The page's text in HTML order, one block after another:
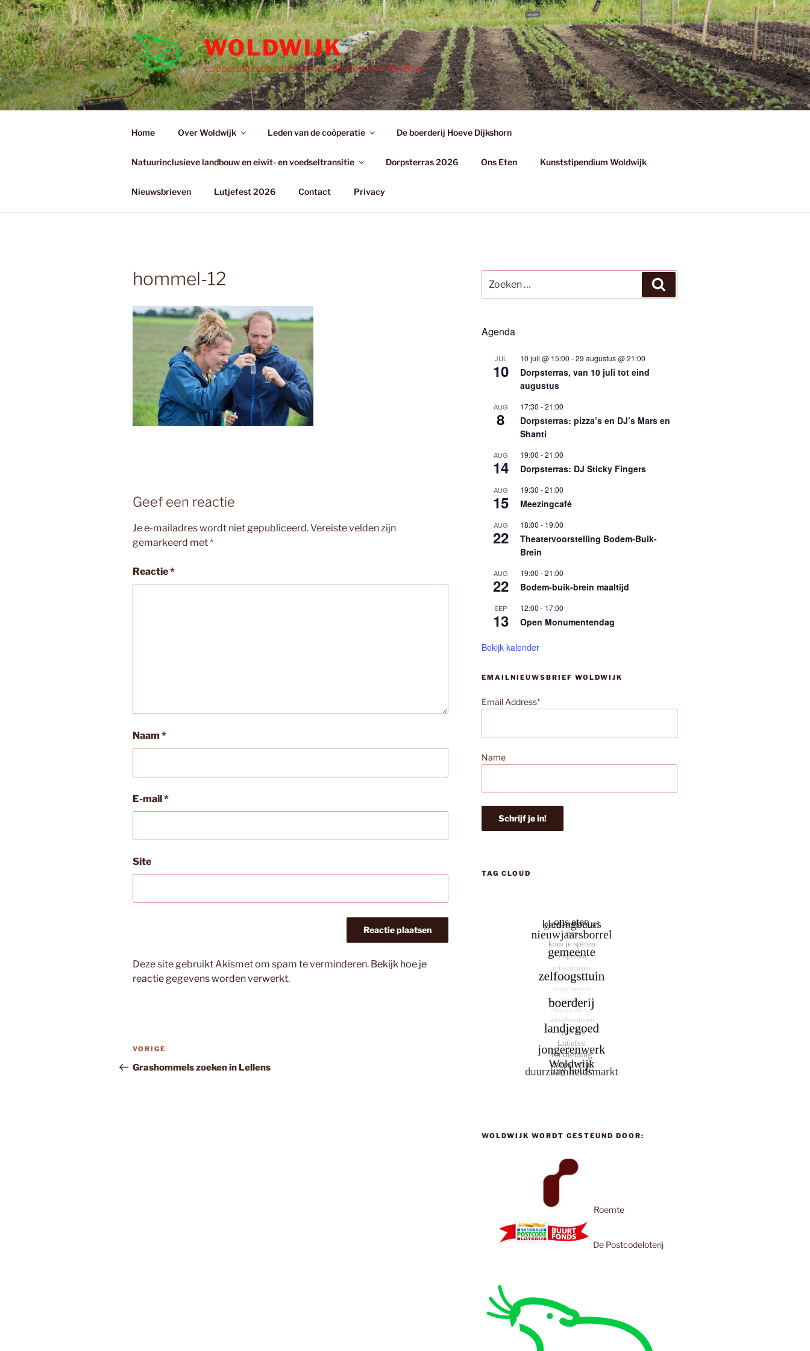
Ga
naar
de
inhoud
WOLDWIJK
coöperatie voor duurzame initiatieven in Ten Boer
Home Over Woldwijk Leden van de coöperatie De boerderij Hoeve Dijkshorn
Natuurinclusieve landbouw en eiwit- en voedseltransitie Dorpsterras 2026 Ons Eten Kunststipendium Woldwijk
Nieuwsbrieven Lutjefest 2026 Contact Privacy
hommel-12
Geef een reactie
Je e-mailadres wordt niet gepubliceerd.Vereiste velden zijn
gemarkeerd met*
Reactie*
Naam *
E-mail*
Site
Deze site gebruikt Akismet om spam te verminderen. Bekijk hoe je
reactie gegevens worden verwerkt.
Bericht
navigatie
Vorig
bericht
VORIGE
Grashommels zoeken in Lellens
naar:
Agenda
JUL
10
10 juli @ 15:00 -29 augustus @ 21:00
Dorpsterras, van 10 juli tot eind
augustus
AUG
8
17:30 -21:00
Dorpsterras: pizza’s en DJ’s Mars en
Shanti
AUG
14
19:00 -21:00
Dorpsterras: DJ Sticky Fingers
AUG
15
19:30 -21:00
Meezingcafé
AUG
22
18:00 - 19:00
Theatervoorstelling Bodem-Buik-
Brein
AUG
22
19:00 -21:00
Bodem-buik-brein maaltijd
SEP
13
12:00 - 17:00
Open Monumentendag
Bekijk kalender
EMAILNIEUWSBRIEF WOLDWIJK
Email Address*
Name
TAG CLOUD
WOLDWIJK WORDT GESTEUND DOOR:
Roemte
De Postcodeloterij